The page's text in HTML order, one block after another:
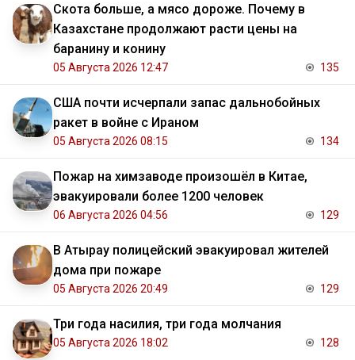
Скота больше, а мясо дороже. Почему в
Казахстане продолжают расти цены на
баранину и конину
05 Августа 2026 12:47 135
США почти исчерпали запас дальнобойных
ракет в войне с Ираном
05 Августа 2026 08:15 134
Пожар на химзаводе произошёл в Китае,
эвакуировали более 1200 человек
06 Августа 2026 04:56 129
В Атырау полицейский эвакуировал жителей
дома при пожаре
05 Августа 2026 20:49 129
Три года насилия, три года молчания
05 Августа 2026 18:02 128